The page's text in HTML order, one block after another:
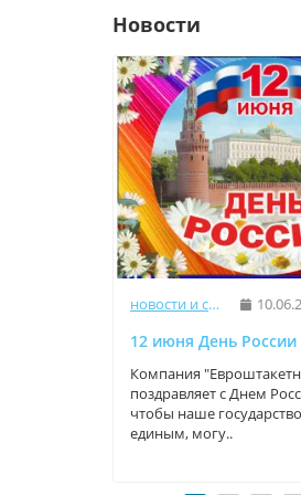
Новости
новости и статьи
12 июня День России
Компания
поздравляет с Днем
чтобы наше
единым, могу..